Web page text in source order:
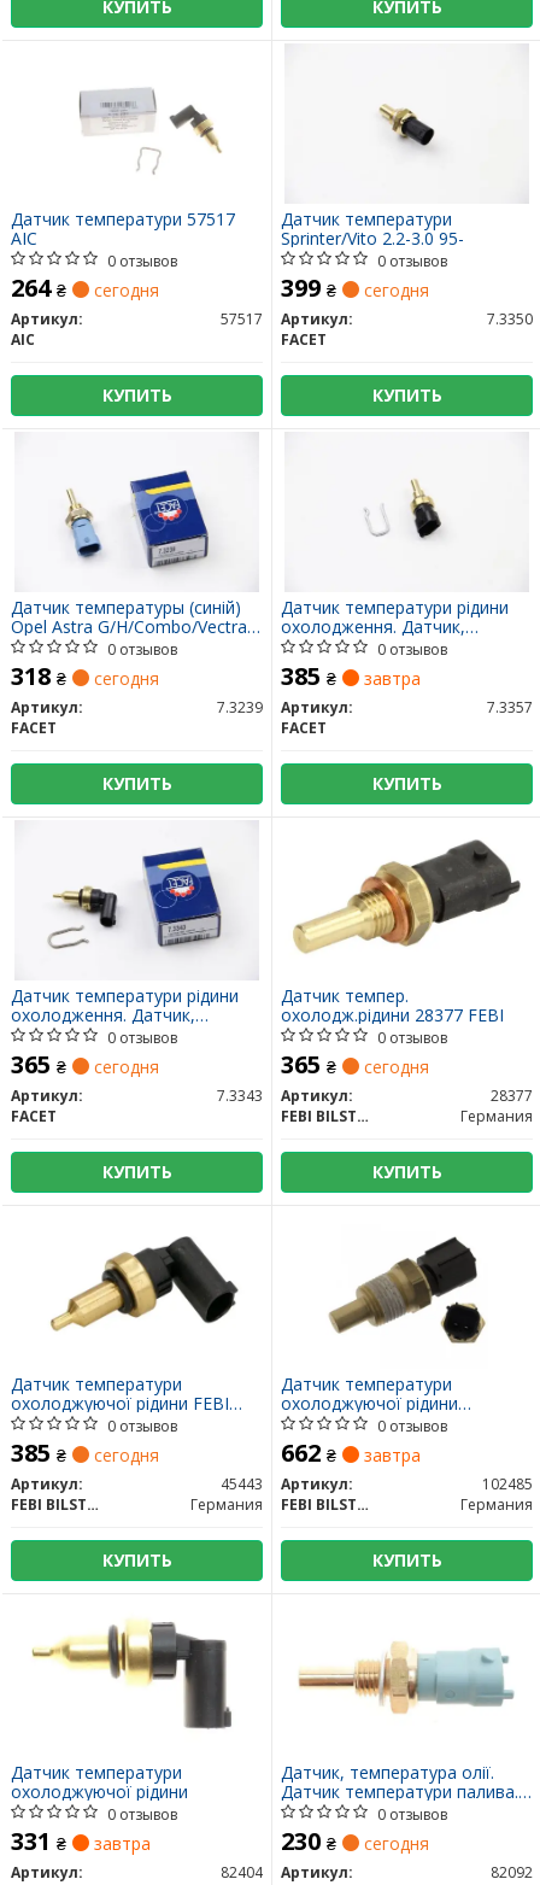
КУПИТЬ КУПИТЬ
Датчик температури 57517
AIC
0 отзывов
264 ₴ сегодня
Артикул:
57517
AIC
КУПИТЬ
Датчик температури
Sprinter/Vito 2.2-3.0 95-
0 отзывов
399 ₴ сегодня
Артикул:
7.3350
FACET
КУПИТЬ
Датчик температуры (синій)
Opel Astra G/H/Combo/Vectra C
1.0-3.2 94- (7.3239) FACET
0 отзывов
318 ₴ сегодня
Артикул:
7.3239
FACET
КУПИТЬ
Датчик температури рідини
охолодження. Датчик,
температура охлаждающей
жидкости. Датчик,
температура охлаждающей
жидкости 73357 FACET
0 отзывов
385 ₴ завтра
Артикул:
7.3357
FACET
КУПИТЬ
Датчик температури рідини
охолодження. Датчик,
температура охлаждающей
жидкости. Датчик,
температура охлаждающей
жидкости 73343 FACET
0 отзывов
365 ₴ сегодня
Артикул:
7.3343
FACET
КУПИТЬ
Датчик темпер.
охолодж.рідини 28377 FEBI
0 отзывов
365 ₴ сегодня
Артикул:
28377
FEBI BILSTEIN
Германия
КУПИТЬ
Датчик температури
охолоджуючої рідини FEBI
BILSTEIN 454430 отзывов
385 ₴ сегодня
Артикул:
45443
FEBI BILSTEIN
Германия
КУПИТЬ
Датчик температури
охолоджуючої рідини
CHRYSLER/DODGE
300C(LX)/Neon/Nitro/Grand
Cherokee "94>>
0 отзывов
662 ₴ завтра
Артикул:
102485
FEBI BILSTEIN
Германия
КУПИТЬ
Датчик температури
охолоджуючої рідини
0 отзывов
331 ₴ завтра
Артикул:
82404
Датчик, температура олії.
Датчик температури палива.
Датчик, температура
охолоджувальної рідини
82092 MEAT & DORIA
0 отзывов
230 ₴ сегодня
Артикул:
82092